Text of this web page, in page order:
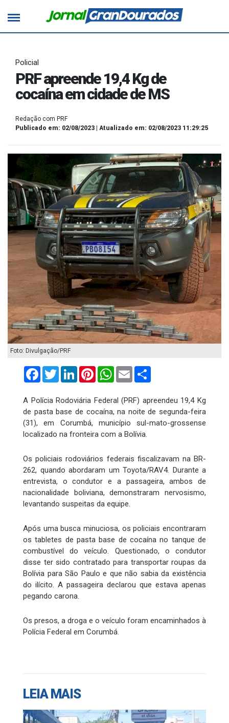
Policial
PRF apreende 19,4 Kg de
cocaína em cidade de MS
Redação com PRF
Publicado em: 02/08/2023 | Atualizado em: 02/08/2023 11:29:25
Foto: Divulgação/PRF
FacebookTwitterLinkedInPinterestWhatsApp
Email
A Polícia Rodoviária Federal (PRF) apreendeu 19,4 Kg
de pasta base de cocaína, na noite de segunda-feira
(31), em Corumbá, município sul-mato-grossense
localizado na fronteira com a Bolívia.
Os policiais rodoviários federais fiscalizavam na BR-
262, quando abordaram um Toyota/RAV4. Durante a
entrevista, o condutor e a passageira, ambos de
nacionalidade boliviana, demonstraram nervosismo,
levantando suspeitas da equipe.
Após uma busca minuciosa, os policiais encontraram
os tabletes de pasta base de cocaína no tanque de
combustível do veículo. Questionado, o condutor
disse ter sido contratado para transportar roupas da
Bolívia para São Paulo e que não sabia da existência
do ilícito. A passageira declarou que estava apenas
pegando carona.
Os presos, a droga e o veículo foram encaminhados à
Polícia Federal em Corumbá.
LEIA MAIS